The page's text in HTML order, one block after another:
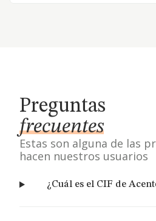
Preguntas
frecuentes
Estas son alguna de las
hacen nuestros usuarios
¿Cuál es el CIF de